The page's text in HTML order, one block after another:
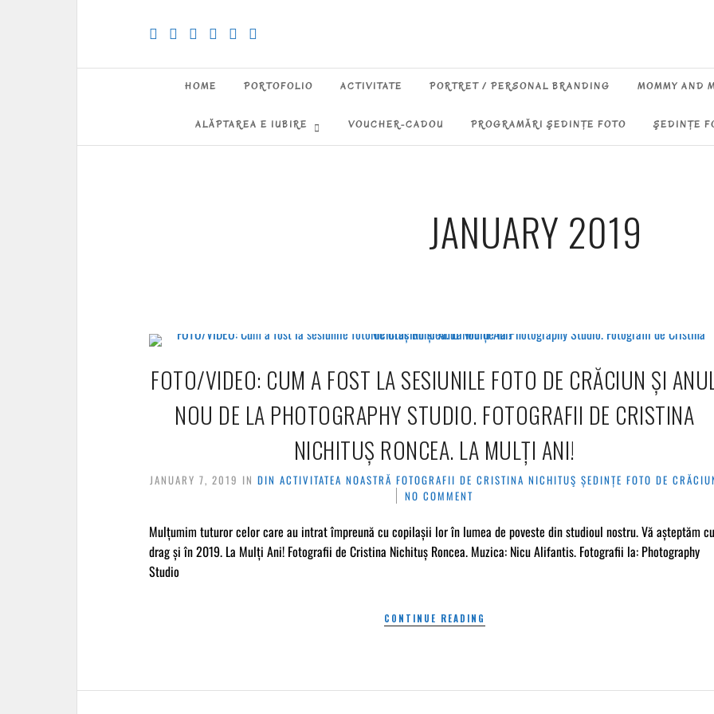
HOME PORTOFOLIO ACTIVITATE PORTRET / PERSONAL BRANDING MOMMY AND
ALĂPTAREA E IUBIRE VOUCHER-CADOU PROGRAMĂRI ŞEDINŢE FOTO ŞEDINŢE
JANUARY 2019
FOTO/VIDEO: CUM A FOST LA SESIUNILE FOTO DE CRĂCIUN ȘI
NOU DE LA PHOTOGRAPHY STUDIO. FOTOGRAFII DE CRISTINA
NICHITUȘ RONCEA. LA MULȚI ANI!
JANUARY 7, 2019 INDIN ACTIVITATEA NOASTRĂ FOTOGRAFII DE CRISTINA NICHITUŞ ȘEDINȚE FOTO DE
NO COMMENT
Mulțumim tuturor celor care au intrat împreună cu copilașii lor în lumea de poveste din studioul nostru. Vă așteptăm cu
drag și în 2019. La Mulți Ani! Fotografii de Cristina Nichituș Roncea. Muzica: Nicu Alifantis. Fotografii la: Photography
Studio
CONTINUE READING